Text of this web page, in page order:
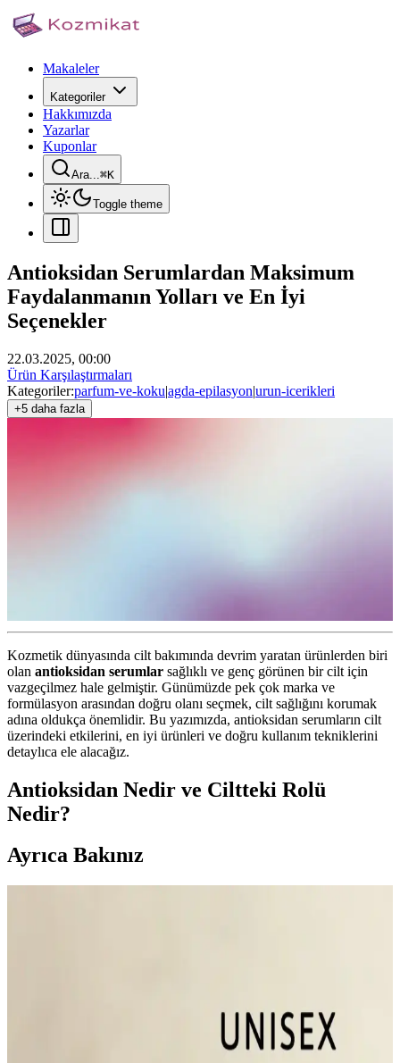
Makaleler
Kategoriler
Hakkımızda
Yazarlar
Kuponlar
Ara...⌘K
Toggle theme
Antioksidan Serumlardan Maksimum
Faydalanmanın Yolları ve En İyi
Seçenekler
22.03.2025, 00:00
Ürün Karşılaştırmaları
Kategoriler:parfum-ve-koku|agda-epilasyon|urun-icerikleri
+5 daha fazla
Kozmetik dünyasında cilt bakımında devrim yaratan ürünlerden biri
olan antioksidan serumlar sağlıklı ve genç görünen bir cilt için
vazgeçilmez hale gelmiştir. Günümüzde pek çok marka ve
formülasyon arasından doğru olanı seçmek, cilt sağlığını korumak
adına oldukça önemlidir. Bu yazımızda, antioksidan serumların cilt
üzerindeki etkilerini, en iyi ürünleri ve doğru kullanım tekniklerini
detaylıca ele alacağız.
Antioksidan Nedir ve Ciltteki Rolü
Nedir?
Ayrıca Bakınız
Doğal Lesitin Takviyesi ve Güzellik Üzerindeki
Etkileri: Cilt Sağlığını Destekleyen Doğal Çözüm